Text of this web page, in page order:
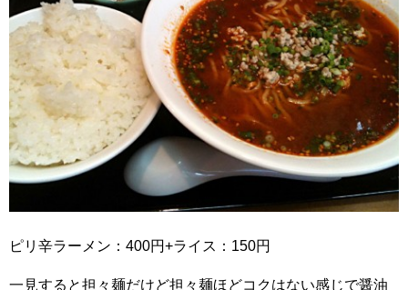
ピリ辛ラーメン：400円+ライス：150円
一見すると担々麺だけど担々麺ほどコクはない感じで醤油